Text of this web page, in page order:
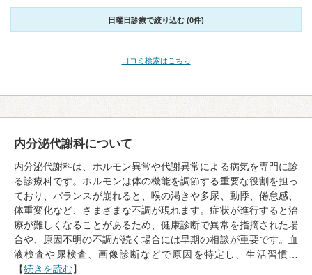
日曜日診療で絞り込む (0件)
口コミ検索はこちら
内分泌代謝科について
内分泌代謝科は、ホルモン異常や代謝異常による病気を専門に診
る診療科です。ホルモンは体の機能を調節する重要な役割を担っ
ており、バランスが崩れると、喉の渇きや多尿、動悸、倦怠感、
体重変化など、さまざまな不調が現れます。症状が進行すると治
療が難しくなることがあるため、健康診断で異常を指摘された場
合や、原因不明の不調が続く場合には早期の相談が重要です。血
液検査や尿検査、画像診断などで原因を特定し、生活習慣…
【続きを読む】